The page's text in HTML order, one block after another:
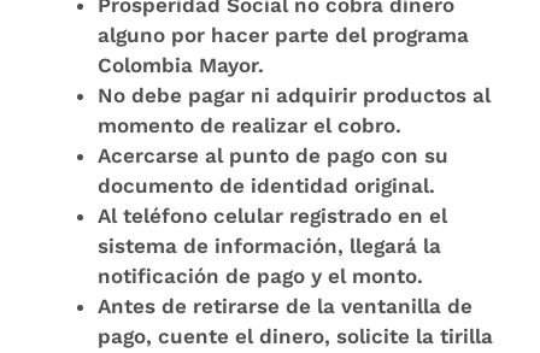
Prosperidad Social no cobra dinero
alguno por hacer parte del programa
Colombia Mayor.
No debe pagar ni adquirir productos al
momento de realizar el cobro.
Acercarse al punto de pago con su
documento de identidad original.
Al teléfono celular registrado en el
sistema de información, llegará la
notificación de pago y el monto.
Antes de retirarse de la ventanilla de
pago, cuente el dinero, solicite la tirilla